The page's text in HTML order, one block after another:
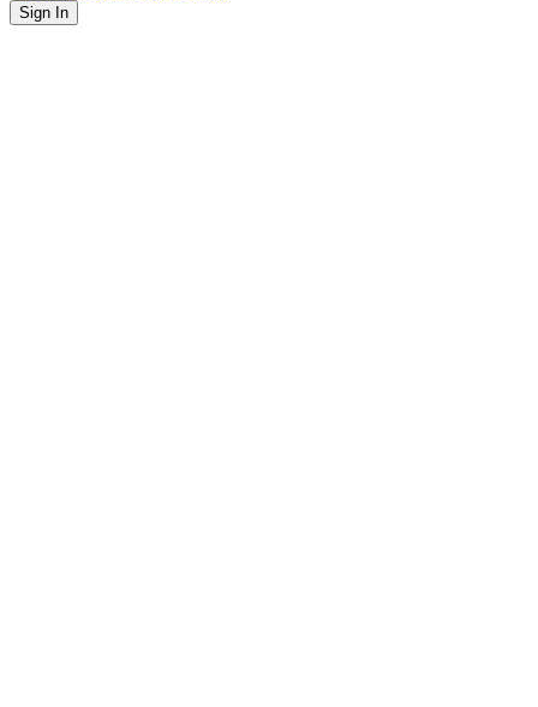
Sign In